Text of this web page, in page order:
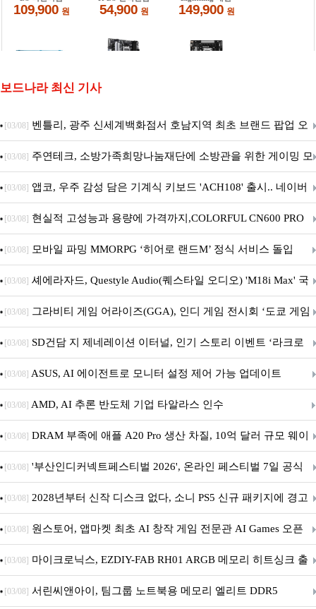
보드나라 최신 기사
[03/08] 벤틀리, 광주 신세계백화점서 호남지역 최초 브랜드 팝업 오
픈
[03/08] 주연테크, 소방가족희망나눔재단에 소방관을 위한 게이밍 모
니터·스마트 펫 침대 기부
[03/08] 앱코, 우주 감성 담은 기계식 키보드 'ACH108' 출시.. 네이버
브랜드데이 기획전 진행
[03/08] 현실적 고성능과 용량에 가격까지,COLORFUL CN600 PRO
M.2 NVMe 디앤디컴 1TB
[03/08] 모바일 파밍 MMORPG ‘히어로 랜드M’ 정식 서비스 돌입
[03/08] 셰에라자드, Questyle Audio(퀘스타일 오디오) 'M18i Max' 국
내 정식 출시
[03/08] 그라비티 게임 어라이즈(GGA), 인디 게임 전시회 ‘도쿄 게임
던전 13’ 참가!
[03/08] SD건담 지 제네레이션 이터널, 인기 스토리 이벤트 ‘라크로
아의 용사’ 재개최 및 풍성한 기념 이벤트 실시!
[03/08] ASUS, AI 에이전트로 모니터 설정 제어 가능 업데이트
[03/08] AMD, AI 추론 반도체 기업 타알라스 인수
[03/08] DRAM 부족에 애플 A20 Pro 생산 차질, 10억 달러 규모 웨이
퍼 대기
[03/08] '부산인디커넥트페스티벌 2026', 온라인 페스티벌 7일 공식
개막... 22일간 진행
[03/08] 2028년부터 신작 디스크 없다, 소니 PS5 신규 패키지에 경고
문 추가
[03/08] 원스토어, 앱마켓 최초 AI 창작 게임 전문관 AI Games 오픈
[03/08] 마이크로닉스, EZDIY-FAB RH01 ARGB 메모리 히트싱크 출
시
[03/08] 서린씨앤아이, 팀그룹 노트북용 메모리 엘리트 DDR5